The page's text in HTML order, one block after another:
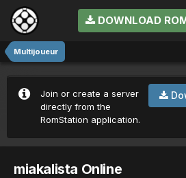
DOWNLOAD
Multijoueur
Join or create a server
directly from the
RomStation application.
miakalista Online